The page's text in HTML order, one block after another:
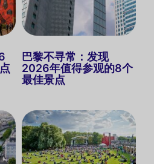
巴黎不寻常：发现
2026年值得参观的8个
最佳景点